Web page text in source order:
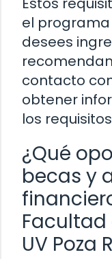
el
desees
contacto
obtener
los
¿Qué
becas y
UV Poza